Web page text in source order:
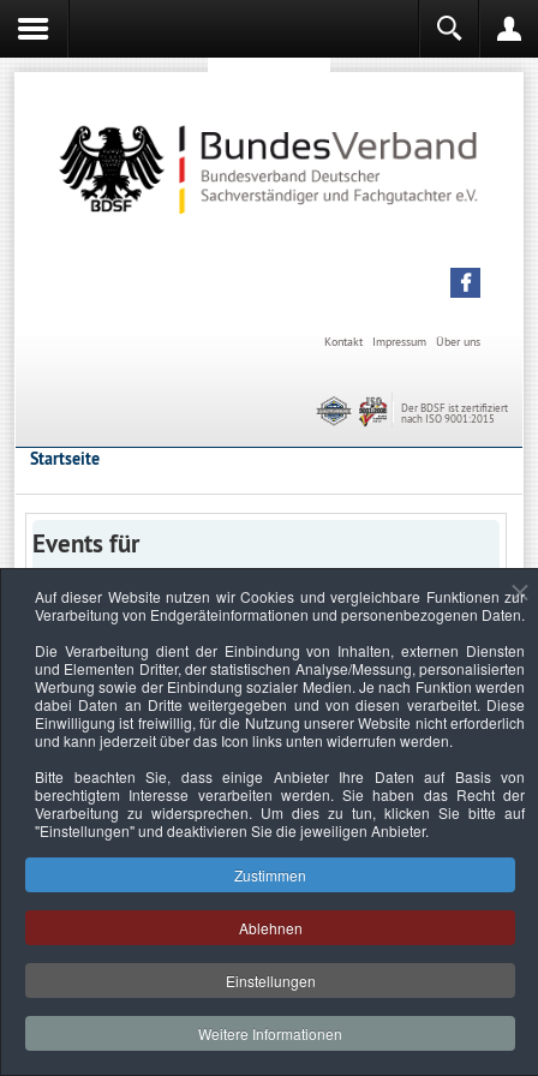
Über uns
Impressum
Kontakt
Der BDSF ist zertifiziert
nach ISO 9001:2015
Startseite
Events für
Keine Termine
Datenschutzerklärung Urheberrechtsnachweise Nachhaltigkeit
Copyright © 2026. Bundesverband Deutscher
Sachverständiger und Fachgutachter e.V..
Auf dieser Website nutzen wir Cookies und vergleichbare Funktionen zur
Verarbeitung von Endgeräteinformationen und personenbezogenen Daten.
Die Verarbeitung dient der Einbindung von Inhalten, externen Diensten
und Elementen Dritter, der statistischen Analyse/Messung, personalisierten
Werbung sowie der Einbindung sozialer Medien. Je nach Funktion werden
dabei Daten an Dritte weitergegeben und von diesen verarbeitet. Diese
Einwilligung ist freiwillig, für die Nutzung unserer Website nicht erforderlich
und kann jederzeit über das Icon links unten widerrufen werden.
Bitte beachten Sie, dass einige Anbieter Ihre Daten auf Basis von
berechtigtem Interesse verarbeiten werden. Sie haben das Recht der
Verarbeitung zu widersprechen. Um dies zu tun, klicken Sie bitte auf
"Einstellungen"und deaktivieren Sie die jeweiligen Anbieter.
Zustimmen
Ablehnen
Einstellungen
Weitere Informationen